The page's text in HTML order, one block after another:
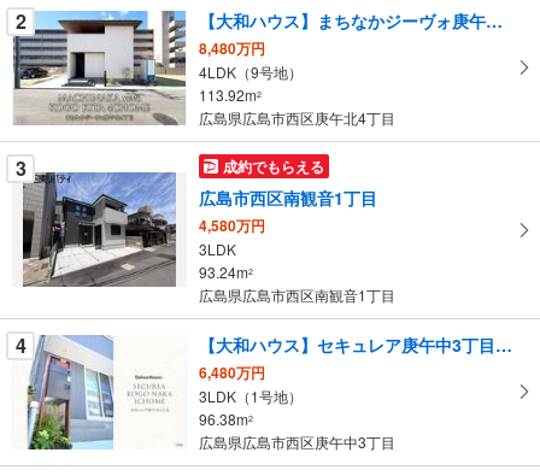
を
マ
イ
ペ
ー
ジ
に
保
す
る
2 【大和ハウス】まちなかジーヴォ庚午北4丁目（分譲住宅）
8,480万円
4LDK（9号地）
113.92m2
広島県広島市西区庚午北4丁目
3 成約でもらえる
広島市西区南観音1丁目
4,580万円
3LDK
93.24m2
広島県広島市西区南観音1丁目
4 【大和ハウス】セキュレア庚午中3丁目（分譲住宅）
6,480万円
3LDK（1号地）
96.38m2
広島県広島市西区庚午中3丁目